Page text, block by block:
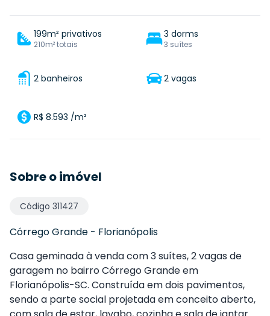
199m² privativos
210m² totais
3 dorms
3 suítes
2 banheiros 2 vagas
R$ 8.593 /m²
Sobre o imóvel
Código 311427
Córrego Grande - Florianópolis
Casa geminada à venda com 3 suítes, 2 vagas de
garagem no bairro Córrego Grande em
Florianópolis-SC. Construída em dois pavimentos,
sendo a parte social projetada em conceito aberto,